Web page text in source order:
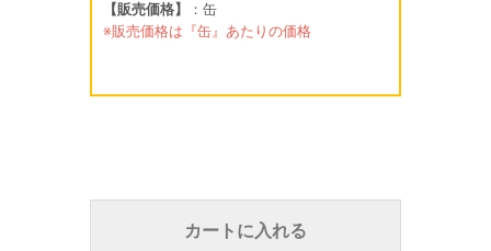
【販売価格】
：缶
※販売価格は『缶』あたりの価格
カートに入れる